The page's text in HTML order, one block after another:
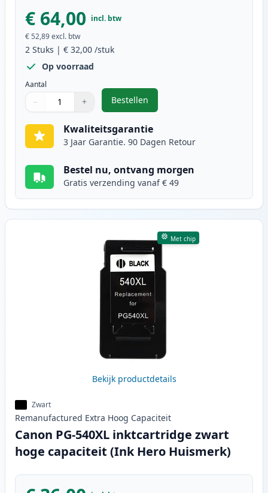
€ 64,00 incl. btw
€ 52,89excl. btw
2 Stuks | € 32,00 /stuk
Op voorraad
Aantal
Gebruik de knoppen om aan te passen
− +
1
Bestellen
,2 stuks Canon PG-540XL / CL-
Kwaliteitsgarantie
3 Jaar Garantie. 90 Dagen Retour
Bestel nu, ontvang morgen
Gratis verzending vanaf € 49
Met chip
Bekijk productdetails
Zwart
Remanufactured Extra Hoog Capaciteit
Canon PG-540XL inktcartridge zwart
hoge capaciteit (Ink Hero Huismerk)